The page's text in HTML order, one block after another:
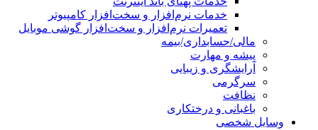
خدمات نرم‌افزار و سخت‌افزار کامپیوتر
تعمیرات نرم‌افزار و سخت‌افزار گوشی موبایل
مالی/حسابداری/بیمه
پیشه و مهارت
آرایشگری و زیبایی
سرگرمی
نظافت
باغبانی و درختکاری
وسایل شخصی